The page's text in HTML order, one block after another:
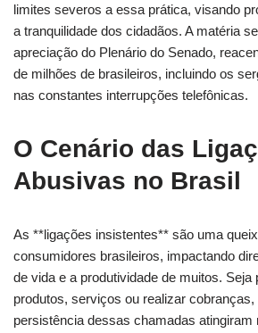
limites severos a essa prática, visando
a tranquilidade dos cidadãos. A matéria
apreciação do Plenário do Senado,
de milhões de brasileiros, incluindo os
nas constantes interrupções telefônicas.
O Cenário das
Abusivas no Brasil
As **ligações insistentes** são uma
consumidores brasileiros, impactando
de vida e a produtividade de muitos. Seja
produtos, serviços ou realizar
persistência dessas chamadas atingiram